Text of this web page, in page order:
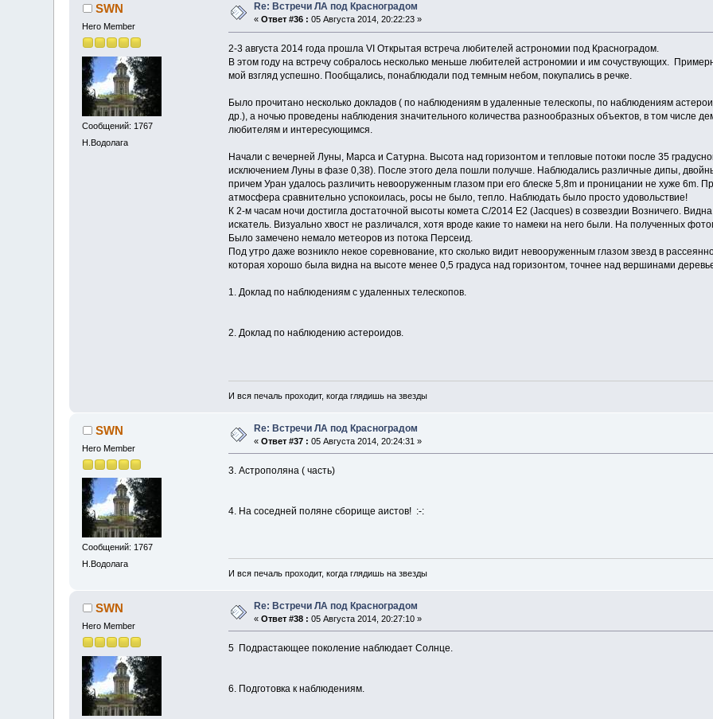
SWN
Hero Member
Сообщений: 1767
Н.Водолага
Re: Встречи ЛА под Красноградом
«Ответ #36 : 05 Августа 2014, 20:22:23 »
2-3 августа 2014 года прошла VI Открытая встреча любителей астрономии под Красноградом.
В этом году на встречу собралось несколько меньше любителей астрономии и им сочуствующих.
мой взгляд успешно. Пообщались, понаблюдали под темным небом, покупались в речке.
Было прочитано несколько докладов ( по наблюдениям в удаленные телескопы, по наблюдениям
др.), а ночью проведены наблюдения значительного количества разнообразных объектов, в том числе
любителям и интересующимся.
Начали с вечерней Луны, Марса и Сатурна. Высота над горизонтом и тепловые потоки после 35
исключением Луны в фазе 0,38). После этого дела пошли получше. Наблюдались различные дипы,
причем Уран удалось различить невооруженным глазом при его блеске 5,8m и проницании не хуже 6m.
атмосфера сравнительно успокоилась, росы не было, тепло. Наблюдать было просто удовольствие!
К 2-м часам ночи достигла достаточной высоты комета C/2014 E2 (Jacques) в созвездии Возничего.
искатель. Визуально хвост не различался, хотя вроде какие то намеки на него были. На полученных
Было замечено немало метеоров из потока Персеид.
Под утро даже возникло некое соревнование, кто сколько видит невооруженным глазом звезд в
которая хорошо была видна на высоте менее 0,5 градуса над горизонтом, точнее над вершинами
1. Доклад по наблюдениям с удаленных телескопов.
2. Доклад по наблюдению астероидов.
И вся печаль проходит, когда глядишь на звезды
SWN
Hero Member
Сообщений: 1767
Н.Водолага
Re: Встречи ЛА под Красноградом
«Ответ #37 : 05 Августа 2014, 20:24:31 »
3. Астрополяна ( часть)
4. На соседней поляне сборище аистов! :-:
И вся печаль проходит, когда глядишь на звезды
SWN
Hero Member
Re: Встречи ЛА под Красноградом
«Ответ #38 : 05 Августа 2014, 20:27:10 »
5 Подрастающее поколение наблюдает Солнце.
6. Подготовка к наблюдениям.